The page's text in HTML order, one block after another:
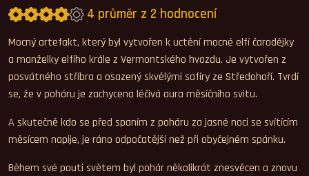
4 průměr z 2 hodnocení
Průměrné hodnocení 4,0.
Mocný artefakt, který byl vytvořen k uctění mocné elfí čarodějky
a manželky elfího krále z Vermontského hvozdu. Je vytvořen z
posvátného stříbra a osazený skvělými safíry ze Středohoří. Tvrdí
se, že v poháru je zachycena léčivá aura měsíčního svitu.
A skutečně kdo se před spaním z poháru za jasné noci se svítícím
měsícem napije, je ráno odpočatější než při obyčejném spánku.
Během své pouti světem byl pohár několikrát znesvěcen a znovu